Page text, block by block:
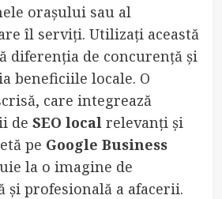
orașului sau al
îl serviți. Utilizați această
diferenția de concurență și
beneficiile locale. O
care integrează
de SEO localrelevanți și
pe Google Business
la o imagine de
și profesională a afacerii.